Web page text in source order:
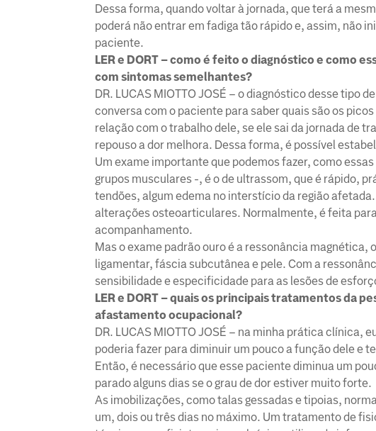
Dessa forma, quando voltar à jornada, que terá a
poderá não entrar em fadiga tão rápido e, assim, não
paciente.
LER e DORT – como é feito o diagnóstico e como
com sintomas semelhantes?
DR. LUCAS MIOTTO JOSÉ – o diagnóstico desse
conversa com o paciente para saber quais são os
relação com o trabalho dele, se ele sai da jornada de
repouso a dor melhora. Dessa forma, é possível
Um exame importante que podemos fazer, como
grupos musculares -, é o de ultrassom, que é rápido,
tendões, algum edema no interstício da região
alterações osteoarticulares. Normalmente, é feita
acompanhamento.
Mas o exame padrão ouro é a ressonância
ligamentar, fáscia subcutânea e pele. Com a
sensibilidade e especificidade para as lesões de
LER e DORT – quais os principais tratamentos da
afastamento ocupacional?
DR. LUCAS MIOTTO JOSÉ – na minha prática clínica,
poderia fazer para diminuir um pouco a função dele e
Então, é necessário que esse paciente diminua um
parado alguns dias se o grau de dor estiver muito forte.
As imobilizações, como talas gessadas e tipoias,
um, dois ou três dias no máximo. Um tratamento de